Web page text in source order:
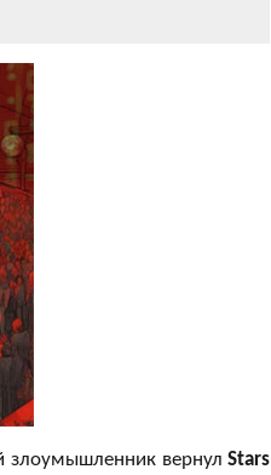
злоумышленник вернулStars